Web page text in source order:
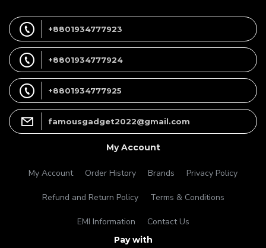
+8801934777923
+8801934777924
+8801934777925
famousgadget2022@gmail.com
My Account
My Account Order History Brands Privacy Policy
Refund and Return Policy Terms & Conditions
EMI Information Contact Us
Pay with